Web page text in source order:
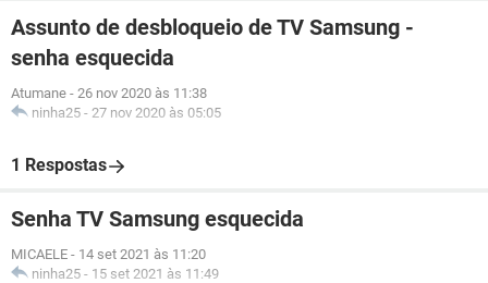
Assunto de desbloqueio de TV Samsung -
senha esquecida
Atumane - 26 nov 2020 às 11:38
ninha25 - 27 nov 2020 às 05:05
1 Respostas
Senha TV Samsung esquecida
MICAELE - 14 set 2021 às 11:20
ninha25 - 15 set 2021 às 11:49